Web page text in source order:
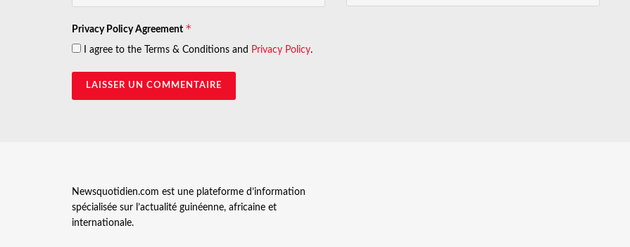
Privacy Policy Agreement *
I agree to the Terms & Conditions and Privacy Policy.
Newsquotidien.com est une plateforme d’information
spécialisée sur l’actualité guinéenne, africaine et
internationale.